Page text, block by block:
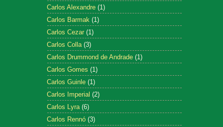
Carlos Alexandre (1)
Carlos Barmak (1)
Carlos Cezar (1)
Carlos Colla (3)
Carlos Drummond de Andrade (1)
Carlos Gomes (1)
Carlos Guinle (1)
Carlos Imperial (2)
Carlos Lyra (6)
Carlos Rennó (3)